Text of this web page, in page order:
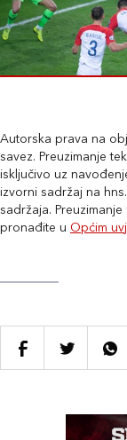
Autorska prava na
savez. Preuzimanje
isključivo uz
izvorni sadržaj na
sadržaja.
pronađite u Općim